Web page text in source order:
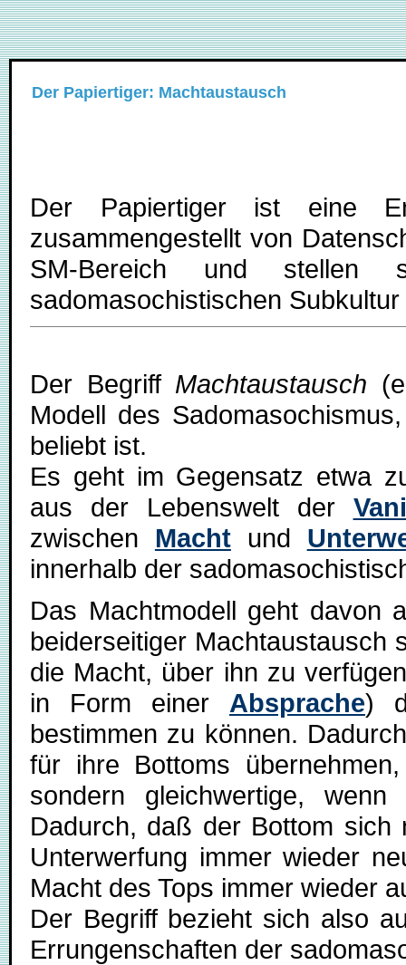
Der Papiertiger: Machtaustausch
Der Papiertiger ist eine
zusammengestellt von
SM-Bereich und stellen
sadomasochistischen
Der Begriff Machtaustausch
Modell des
beliebt ist.
Es geht im Gegensatz etwa
aus der Lebenswelt der
zwischen Machtund
innerhalb der
Das Machtmodell geht davon
beiderseitiger Machtaustausch
die Macht, über ihn zu
in Form einer Absprache)
bestimmen zu können.
für ihre Bottoms
sondern gleichwertige,
Dadurch, daß der Bottom sich
Unterwerfung immer wieder
Macht des Tops immer wieder
Der Begriff bezieht sich also
Errungenschaften der